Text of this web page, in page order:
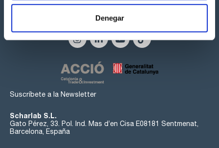
Denegar
Síguenos:
Suscríbete a la Newsletter
Scharlab S.L.
Gato Pérez, 33. Pol. Ind. Mas d’en Cisa E08181 Sentmenat,
Barcelona, España